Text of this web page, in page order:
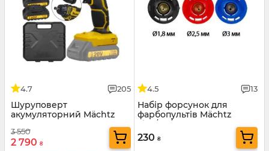
4.7 205
Шуруповерт
акумуляторний Mächtz
3 550
2 790 ₴
4.5 13
Набір форсунок для
фарбопультів Mächtz
Ø1,8/2,5/3
230 ₴